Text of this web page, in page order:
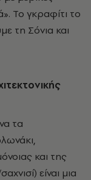
Το γκραφίτι το
τη Σόνια και
τα
και της
είναι μια